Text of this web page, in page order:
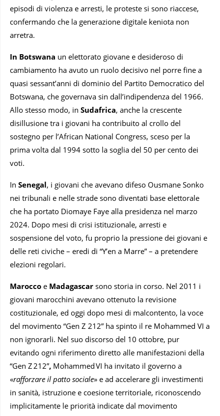
episodi di violenza e arresti, le proteste si sono riaccese,
confermando che la generazione digitale keniota non
arretra.
In Botswana un elettorato giovane e desideroso di
cambiamento ha avuto un ruolo decisivo nel porre fine a
quasi sessant’anni di dominio del Partito Democratico del
Botswana, che governava sin dall’indipendenza del 1966.
Allo stesso modo, in Sudafrica, anche la crescente
disillusione tra i giovani ha contribuito al crollo del
sostegno per l’African National Congress, sceso per la
prima volta dal 1994 sotto la soglia del 50 per cento dei
voti.
In Senegal, i giovani che avevano difeso Ousmane Sonko
nei tribunali e nelle strade sono diventati base elettorale
che ha portato Diomaye Faye alla presidenza nel marzo
2024. Dopo mesi di crisi istituzionale, arresti e
sospensione del voto, fu proprio la pressione dei giovani e
delle reti civiche – eredi di “Y’en a Marre” – a pretendere
elezioni regolari.
Marocco e Madagascar sono storia in corso. Nel 2011 i
giovani marocchini avevano ottenuto la revisione
costituzionale, ed oggi dopo mesi di malcontento, la voce
del movimento “Gen Z 212” ha spinto il re Mohammed VI a
non ignorarli. Nel suo discorso del 10 ottobre, pur
evitando ogni riferimento diretto alle manifestazioni della
“Gen Z 212”, Mohammed VI ha invitato il governo a
«rafforzare il patto sociale» e ad accelerare gli investimenti
in sanità, istruzione e coesione territoriale, riconoscendo
implicitamente le priorità indicate dal movimento